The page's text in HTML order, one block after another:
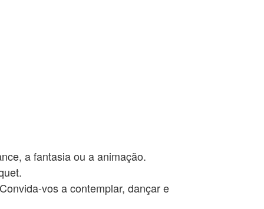
a fantasia ou a animação.
vos a contemplar, dançar e